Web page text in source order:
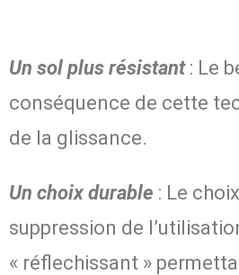
Un sol plus résistant: Le
conséquence de cette
de la glissance.
Un choix durable : Le
suppression de
« réflechissant »